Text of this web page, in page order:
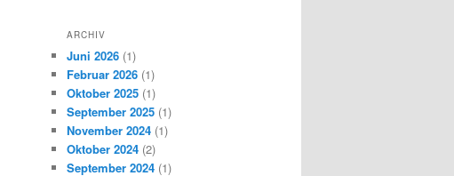
ARCHIV
Juni 2026 (1)
Februar 2026 (1)
Oktober 2025 (1)
September 2025 (1)
November 2024 (1)
Oktober 2024 (2)
September 2024 (1)